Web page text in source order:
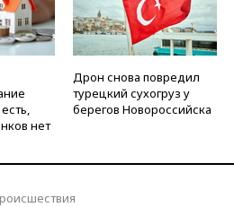
нет
Дрон снова повредил
турецкий сухогруз у
берегов Новороссийска